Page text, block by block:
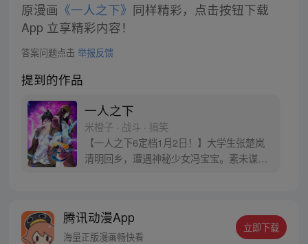
原漫画 《一人之下》 同样精彩，点击按钮下载
App 立享精彩内容！
答案问题点击 举报反馈
提到的作品
一人之下
米橙子 · 战斗 · 搞笑
【一人之下6定档1月2日！】大学生张楚岚
清明回乡，遭遇神秘少女冯宝宝。素未谋面
密，张楚岚的生活被彻底颠覆，与冯宝宝一
同踏上“异人”之旅。
腾讯动漫App
海量正版漫画畅快看
立即下载